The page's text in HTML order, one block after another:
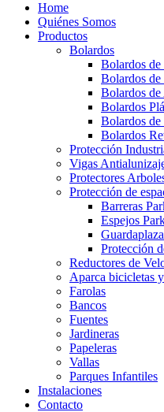
Home
Quiénes Somos
Productos
Bolardos
Bolardos
Bolardos
Bolardos
Bolardos
Bolardos de
Bolardos
Protección
Vigas
Protectores
Protección de
Barreras
Espejos
Protección
Reductores de
Aparca bicicletas
Farolas
Bancos
Fuentes
Jardineras
Papeleras
Vallas
Parques Infantiles
Instalaciones
Contacto